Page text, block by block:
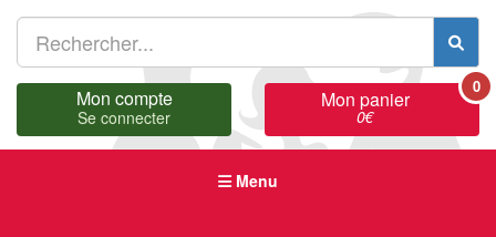
Mon compte
Se connecter
Mon panier
0€
0
Menu